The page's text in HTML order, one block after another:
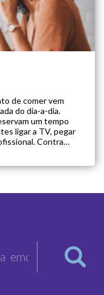
de comer vem
do dia-a-dia.
um tempo
ligar a TV, pegar
Contra